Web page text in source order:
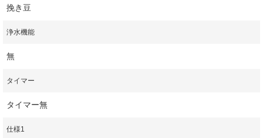
挽き豆
浄水機能
無
タイマー
タイマー無
仕様1